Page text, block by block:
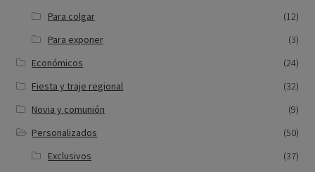
Para colgar
(12)
Para exponer
(3)
Económicos
(24)
Fiesta y traje regional
(32)
Novia y comunión
(9)
Personalizados
(50)
Exclusivos
(37)